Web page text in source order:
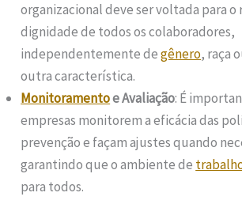
organizacional deve ser voltada para o
dignidade de todos os colaboradores,
independentemente degênero, raça
outra característica.
Monitoramentoe Avaliação: É
empresas monitorem a eficácia das
prevenção e façam ajustes quando
garantindo que o ambiente de
para todos.